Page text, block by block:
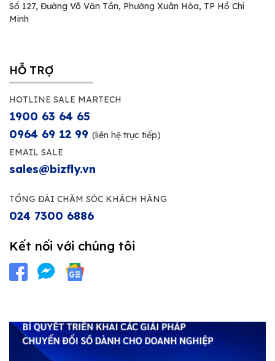
Số 127, Đường Võ Văn Tần, Phường Xuân Hòa, TP Hồ Chí
Minh
HỖ TRỢ
HOTLINE SALE MARTECH
1900 63 64 65
0964 69 12 99 (liên hệ trực tiếp)
EMAIL SALE
sales@bizfly.vn
TỔNG ĐÀI CHĂM SÓC KHÁCH HÀNG
024 7300 6886
Kết nối với chúng tôi